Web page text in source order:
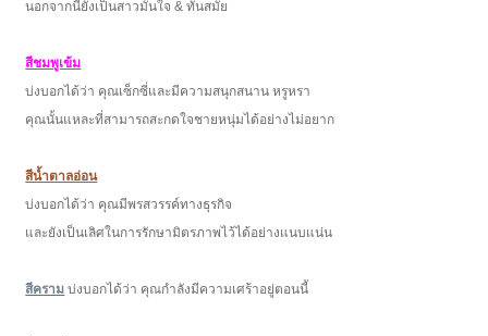
นอกจากนี้ยังเป็นสาวมั่นใจ & ทันสมัย
สีชมพูเข้ม
บ่งบอกได้ว่า คุณเซ็กซี่และมีความสนุกสนาน หรูหรา
คุณนั้นแหละที่สามารถสะกดใจชายหนุ่มได้อย่างไม่อยาก
สีน้ำตาลอ่อน
บ่งบอกได้ว่า คุณมีพรสวรรค์ทางธุรกิจ
และยังเป็นเลิศในการรักษามิตรภาพไว้ได้อย่างแนบแน่น
สีคราม บ่งบอกได้ว่า คุณกำลังมีความเศร้าอยู่ตอนนี้